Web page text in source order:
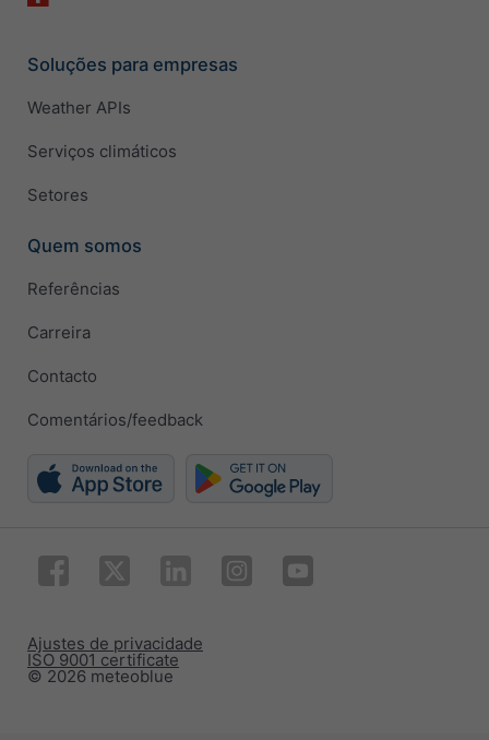
Soluções para empresas
Weather APIs
Serviços climáticos
Setores
Quem somos
Referências
Carreira
Contacto
Comentários/feedback
© 2026 meteoblue
ISO 9001 certificate
Ajustes de privacidade